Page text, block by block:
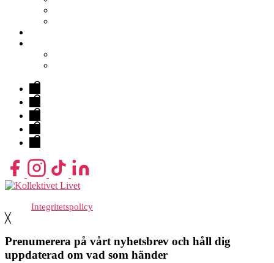
Evenemang
&
Biljetter
Hallen
Lokaler
FAQ
Kontakt
Integritetspolicy
╳
Prenumerera på vårt nyhetsbrev och håll dig
uppdaterad om vad som händer